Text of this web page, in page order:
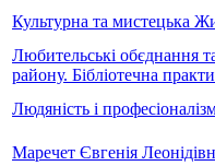
Культурна та мистецька
Любительські обєднання
району. Бібліотечна
Людяність і
Маречет Євгенія